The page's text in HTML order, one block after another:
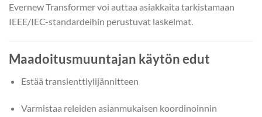
Evernew Transformer voi auttaa asiakkaita tarkistamaan
IEEE/IEC-standardeihin perustuvat laskelmat.
Maadoitusmuuntajan käytön edut
Estää transienttiylijännitteen
Varmistaa releiden asianmukaisen koordinoinnin